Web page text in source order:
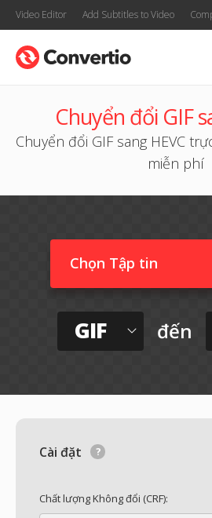
Video Editor Add Subtitles to Video
Chuyển đổi GIF
Chuyển đổi GIF sang HEVC
miễn phí
Chọn Tập tin
GIF đến
Cài đặt
Chất lượng Không đổi (CRF):